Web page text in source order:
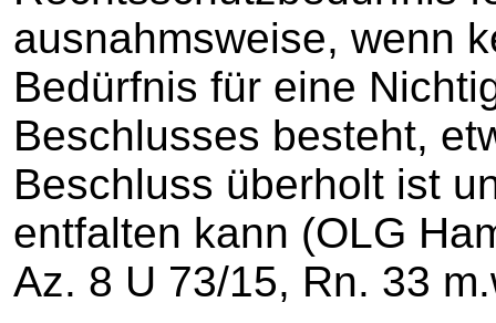
ausnahmsweise, wenn
Bedürfnis für eine
Beschlusses besteht,
Beschluss überholt ist
entfalten kann (OLG
Az. 8 U 73/15, Rn. 33